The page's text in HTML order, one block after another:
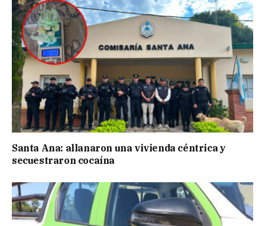
Santa Ana: allanaron una vivienda céntrica y
secuestraron cocaína